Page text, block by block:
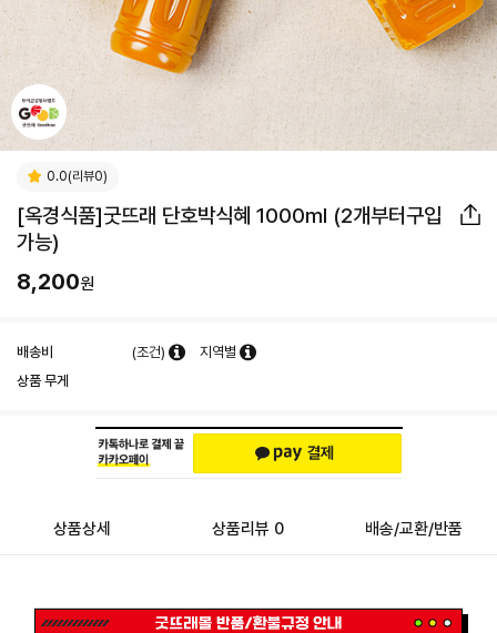
0.0(리뷰0)
[옥경식품]굿뜨래 단호박식혜 1000ml (2개부터구입
가능)
8,200원
배송비 (조건)
지역별
상품 무게
상품상세 상품리뷰 0 배송/교환/반품